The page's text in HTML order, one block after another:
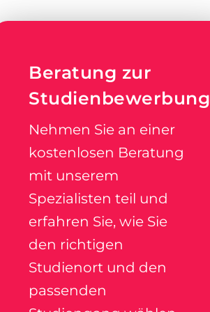
Beratung zur
Studienbewerbung
Nehmen Sie an einer
kostenlosen Beratung
mit unserem
Spezialisten teil und
erfahren Sie, wie Sie
den richtigen
Studienort und den
passenden